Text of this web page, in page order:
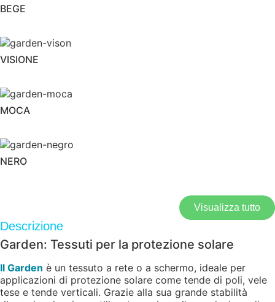
BEGE
VISIONE
MOCA
NERO
Visualizza tutto
Descrizione
Garden: Tessuti per la protezione solare
Il Garden è un tessuto a rete o a schermo, ideale per
applicazioni di protezione solare come tende di poli, vele
tese e tende verticali. Grazie alla sua grande stabilità